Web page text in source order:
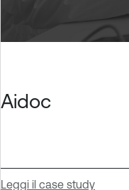
Aidoc
Leggi il case study